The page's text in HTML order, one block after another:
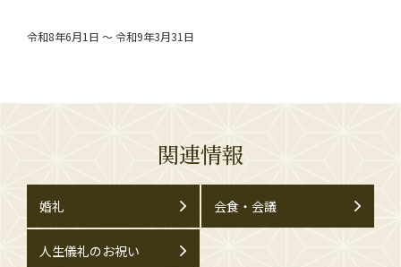
令和8年6月1日 ～ 令和9年3月31日
関連情報
婚礼 会食・会議
人生儀礼のお祝い